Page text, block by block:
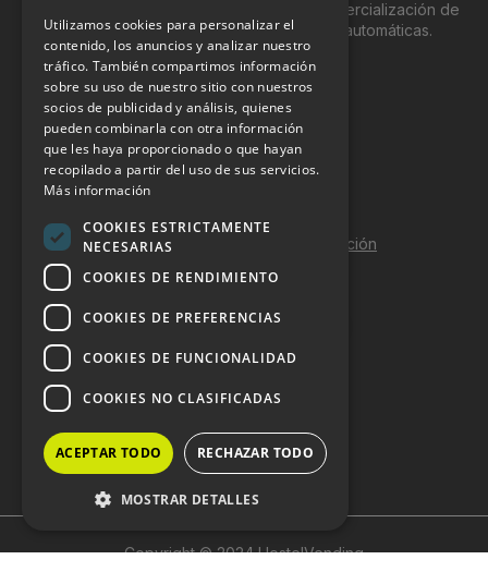
genéricamente entre profesionales a la comercialización de
productos y servicios a través de máquinas automáticas.
INFORMACIÓN LEGAL
Aviso Legal
Política de Privacidad
Política de calidad y seguridad de la información
Contacto
DOSSIER Y CONTRATACIÓN
Dossier 2026 (ES)
Dossier 2026 (EN)
Copyright © 2024 HostelVending
Utilizamos cookies para personalizar el
contenido, los anuncios y analizar nuestro
tráfico. También compartimos información
sobre su uso de nuestro sitio con nuestros
socios de publicidad y análisis, quienes
pueden combinarla con otra información
que les haya proporcionado o que hayan
recopilado a partir del uso de sus servicios.
Más información
COOKIES ESTRICTAMENTE
NECESARIAS
COOKIES DE RENDIMIENTO
COOKIES DE PREFERENCIAS
COOKIES DE FUNCIONALIDAD
COOKIES NO CLASIFICADAS
ACEPTAR TODO RECHAZAR TODO
MOSTRAR DETALLES